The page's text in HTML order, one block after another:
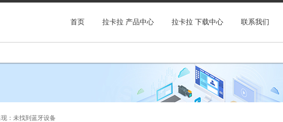
首页 拉卡拉 产品中心 拉卡拉 下载中心 联系我们
：未找到蓝牙设备